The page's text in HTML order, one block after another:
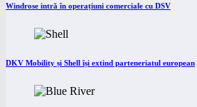
Windrose intră în operațiuni comerciale cu DSV
DKV Mobility și Shell își extind parteneriatul european